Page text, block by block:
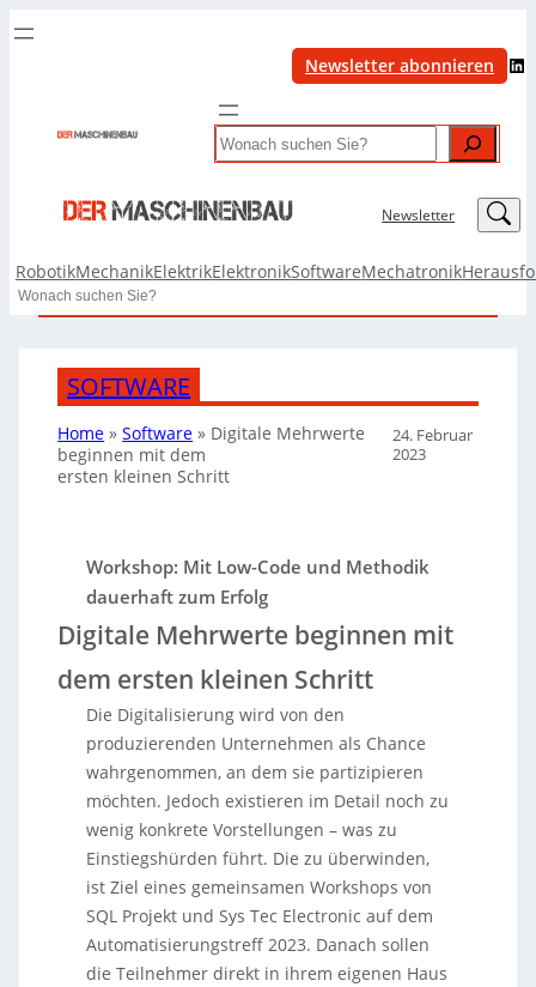
Newsletter abonnieren LinkedIn
Search
Newsletter LinkedIn
RobotikMechanikElektrikElektronikSoftwareMechatronik
Search
SOFTWARE
Home »Software » Digitale Mehrwerte
beginnen mit dem
ersten kleinen Schritt
24. Februar
2023
Workshop: Mit Low-Code und Methodik
dauerhaft zum Erfolg
Digitale Mehrwerte beginnen mit
dem ersten kleinen Schritt
Die Digitalisierung wird von den
produzierenden Unternehmen als Chance
wahrgenommen, an dem sie partizipieren
möchten. Jedoch existieren im Detail noch zu
wenig konkrete Vorstellungen – was zu
Einstiegshürden führt. Die zu überwinden,
ist Ziel eines gemeinsamen Workshops von
SQL Projekt und Sys Tec Electronic auf dem
Automatisierungstreff 2023. Danach sollen
die Teilnehmer direkt in ihrem eigenen Haus